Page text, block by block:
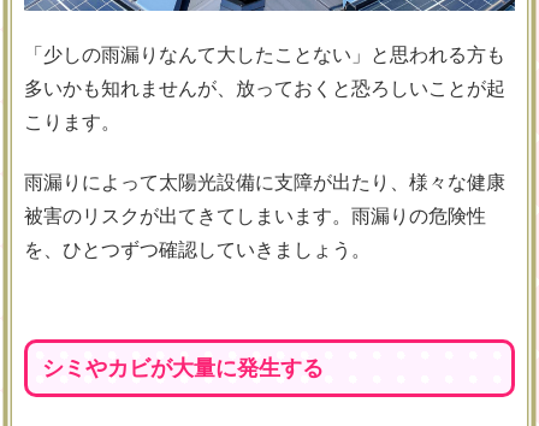
「少しの雨漏りなんて大したことない」と思われる方も
多いかも知れませんが、放っておくと恐ろしいことが起
こります。
雨漏りによって太陽光設備に支障が出たり、様々な健康
被害のリスクが出てきてしまいます。雨漏りの危険性
を、ひとつずつ確認していきましょう。
シミやカビが大量に発生する